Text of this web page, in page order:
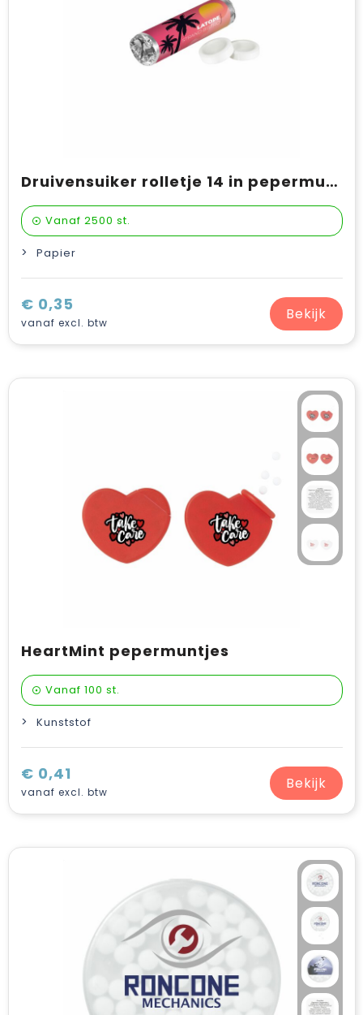
Druivensuiker rolletje 14 in pepermuntsmaak
Vanaf 2500 st.
Papier
€ 0,35
vanaf excl. btw Bekijk
HeartMint pepermuntjes
Vanaf 100 st.
Kunststof
€ 0,41
vanaf excl. btw Bekijk